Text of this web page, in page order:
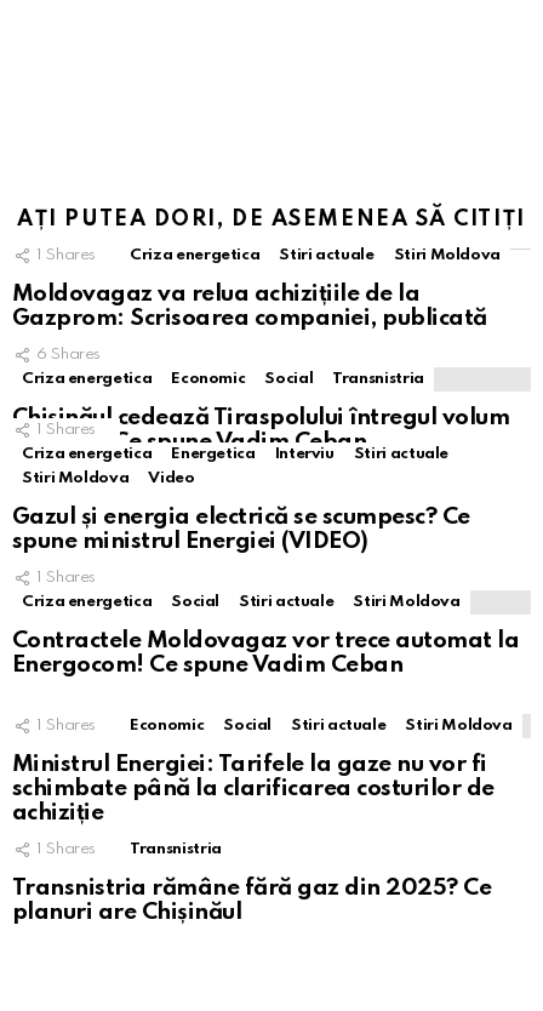
AȚI PUTEA DORI, DE ASEMENEA SĂ CITIȚI
1 Shares Criza energetica Stiri actuale Stiri Moldova
Moldovagaz va relua achizițiile de la
Gazprom: Scrisoarea companiei, publicată
6 Shares
Criza energetica
Economic Social Transnistria
Chișinăul cedează Tiraspolului întregul volum
de gaze. Ce spune Vadim Ceban
1 Shares
Criza energetica
Energetica Interviu
Stiri actuale
Stiri Moldova
Video
Gazul și energia electrică se scumpesc? Ce
spune ministrul Energiei (VIDEO)
1 Shares
Criza energetica
Social Stiri actuale Stiri Moldova
Contractele Moldovagaz vor trece automat la
Energocom! Ce spune Vadim Ceban
1 Shares Economic Social Stiri actuale Stiri Moldova
Ministrul Energiei: Tarifele la gaze nu vor fi
schimbate până la clarificarea costurilor de
achiziție
1 Shares Transnistria
Transnistria rămâne fără gaz din 2025? Ce
planuri are Chișinăul